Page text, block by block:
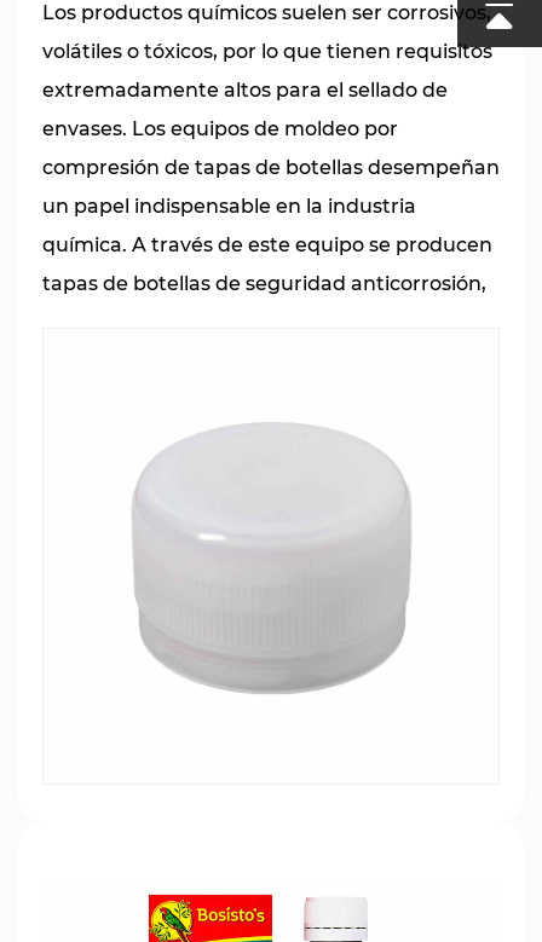
Los productos químicos suelen ser corrosivos,
volátiles o tóxicos, por lo que tienen requisitos
extremadamente altos para el sellado de
envases. Los equipos de moldeo por
compresión de tapas de botellas desempeñan
un papel indispensable en la industria
química. A través de este equipo se producen
tapas de botellas de seguridad anticorrosión,
productos químicos, sino que también
garantiza la seguridad y salud de los